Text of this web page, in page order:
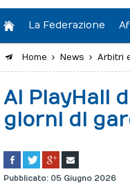
La Federazione
Home News Arbitri
Al PlayHall
giorni di
Pubblicato: 05 Giugno 2026